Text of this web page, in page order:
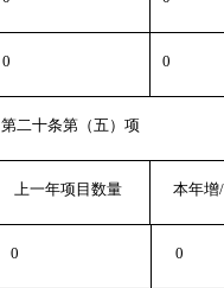
0 0
第二十条第（五）项
上一年项目数量 本年增
0 0